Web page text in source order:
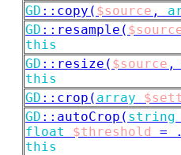
GD :: copy( $source ,
GD :: resample(
this
GD :: resize( $source ,
this
GD :: crop( array
GD :: autoCrop( string
float
$threshold =
this